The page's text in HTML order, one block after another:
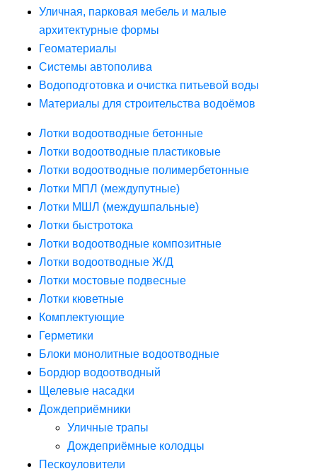
Уличная, парковая мебель и малые
архитектурные формы
Геоматериалы
Системы автополива
Водоподготовка и очистка питьевой воды
Материалы для строительства водоёмов
Лотки водоотводные бетонные
Лотки водоотводные пластиковые
Лотки водоотводные полимербетонные
Лотки МПЛ (междупутные)
Лотки МШЛ (междушпальные)
Лотки быстротока
Лотки водоотводные композитные
Лотки водоотводные Ж/Д
Лотки мостовые подвесные
Лотки кюветные
Комплектующие
Герметики
Блоки монолитные водоотводные
Бордюр водоотводный
Щелевые насадки
Дождеприёмники
Уличные трапы
Дождеприёмные колодцы
Пескоуловители